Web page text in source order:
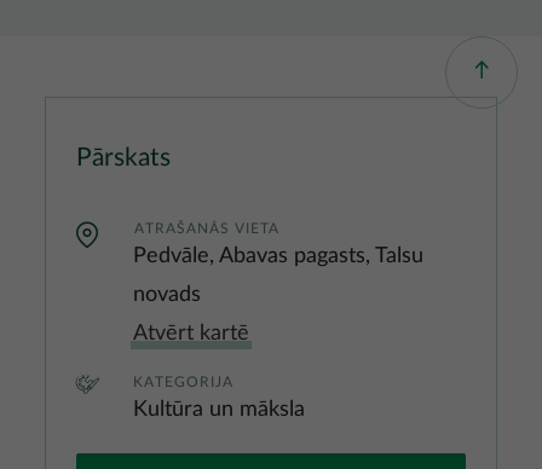
Pārskats
ATRAŠANĀS VIETA
Pedvāle, Abavas pagasts, Talsu
novads
Atvērt kartē
KATEGORIJA
Kultūra un māksla